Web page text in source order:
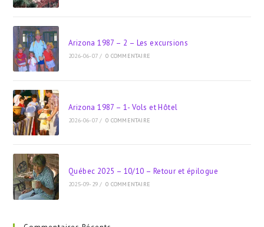
Arizona 1987 – 2 – Les excursions
2026-06-07 / 0 COMMENTAIRE
Arizona 1987 – 1- Vols et Hôtel
2026-06-07 / 0 COMMENTAIRE
Québec 2025 – 10/10 – Retour et épilogue
2025-09-29 / 0 COMMENTAIRE